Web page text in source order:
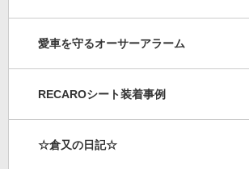
愛車を守るオーサーアラーム
RECAROシート装着事例
☆倉又の日記☆